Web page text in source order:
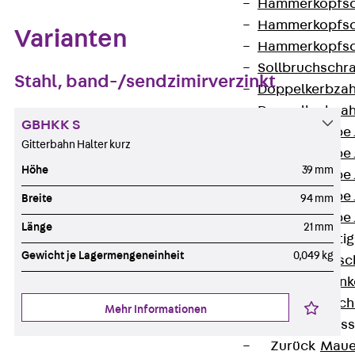
Zahnschraube
Zahnschraube
Zahnschraube
Zahnschraube
Zahnschraube
Zurück
Zurück
Varianten
Stahl, band-/sendzimirverzinkt
GBHKK S
Gitterbahn Halter kurz
Höhe 39 mm
Breite 94 mm
Länge 21 mm
Gewicht je Lagermengeneinheit 0,049 kg
Mehr Informationen